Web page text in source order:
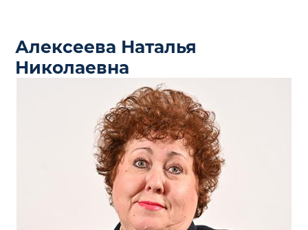
Алексеева Наталья
Николаевна